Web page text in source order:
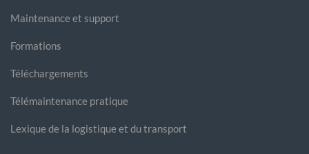
Maintenance et support
Formations
Téléchargements
Télémaintenance pratique
Lexique de la logistique et du transport